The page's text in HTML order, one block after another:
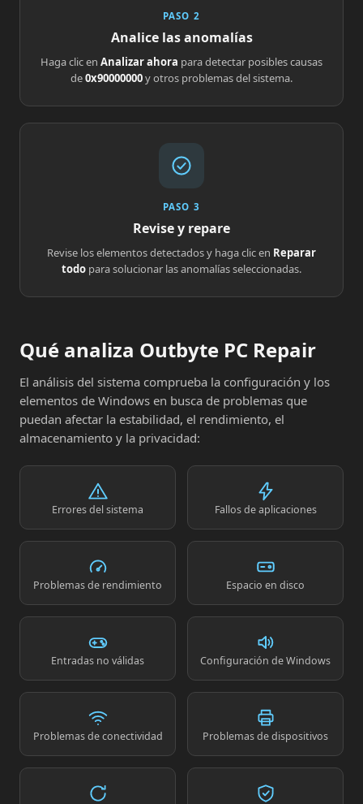
PASO 2
Analice las anomalías
Haga clic en Analizar ahora para detectar posibles causas
de0x90000000y otros problemas del sistema.
PASO 3
Revise y repare
Revise los elementos detectados y haga clic en Reparar
todo para solucionar las anomalías seleccionadas.
Qué analiza Outbyte PC Repair
El análisis del sistema comprueba la configuración y los
elementos de Windows en busca de problemas que
puedan afectar la estabilidad, el rendimiento, el
almacenamiento y la privacidad:
Errores del sistema Fallos de aplicaciones
Problemas de rendimiento Espacio en disco
Entradas no válidas Configuración de Windows
Problemas de conectividad Problemas de dispositivos